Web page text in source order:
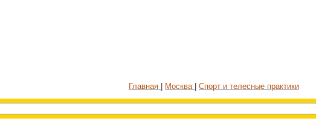
Главная Москва Спорт и телесные практики